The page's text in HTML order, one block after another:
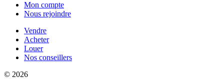
Mon compte
Nous rejoindre
Vendre
Acheter
Louer
Nos conseillers
© 2026